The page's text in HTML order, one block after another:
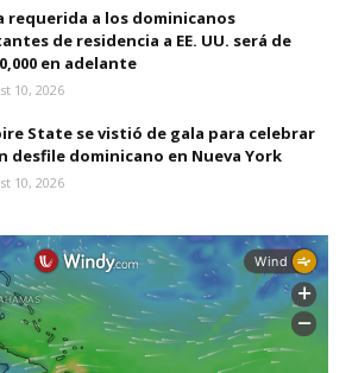
requerida a los dominicanos
de residencia a EE. UU. será de
en adelante
10, 2026
State se vistió de gala para celebrar
desfile dominicano en Nueva York
10, 2026